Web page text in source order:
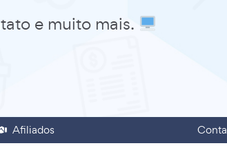
e muito mais.
Afiliados Conta